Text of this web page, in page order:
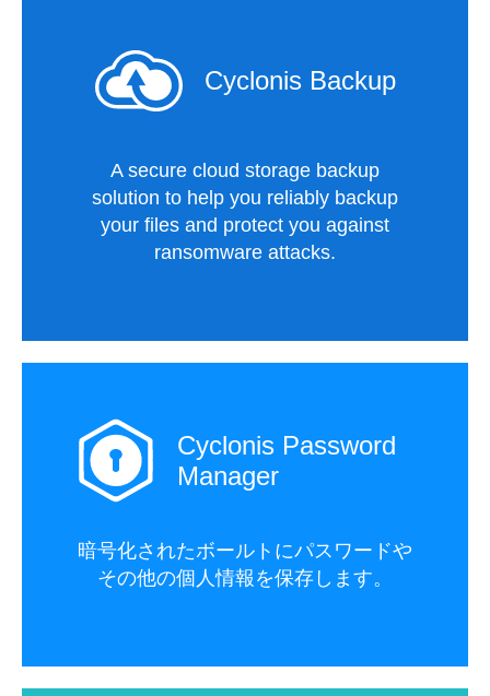
Cyclonis Backup
A secure cloud storage backup
solution to help you reliably backup
your files and protect you against
ransomware attacks.
Cyclonis Password
Manager
暗号化されたボールトにパスワードや
その他の個人情報を保存します。